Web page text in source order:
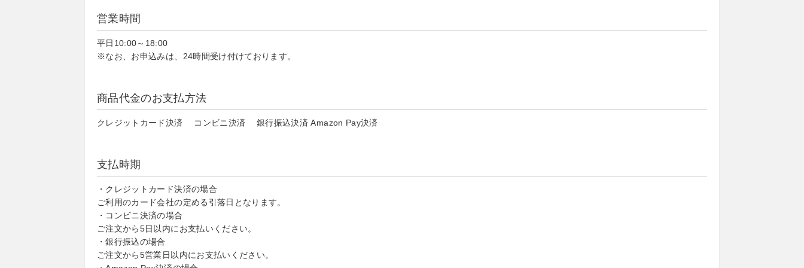
営業時間
平日10:00～18:00
※なお、お申込みは、24時間受け付けております。
商品代金のお支払方法
クレジットカード決済 コンビニ決済 銀行振込決済 Amazon Pay決済
支払時期
・クレジットカード決済の場合
ご利用のカード会社の定める引落日となります。
・コンビニ決済の場合
ご注文から5日以内にお支払いください。
・銀行振込の場合
ご注文から5営業日以内にお支払いください。